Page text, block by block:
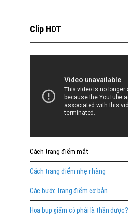
Clip HOT
Cách trang điểm mắt
Cách trang điểm nhẹ nhàng
Các bước trang điểm cơ bản
Hoa bụp giấm có phải là thần dược?